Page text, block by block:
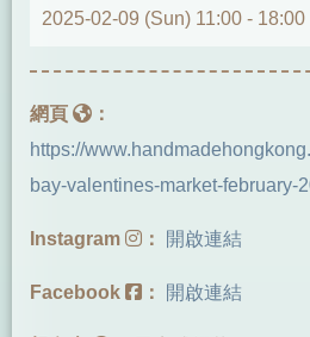
2025-02-09 (Sun) 11:00 - 18:00
網頁
：
https://
bay-valentines-market-february-
Instagram ： 開啟連結
Facebook ： 開啟連結